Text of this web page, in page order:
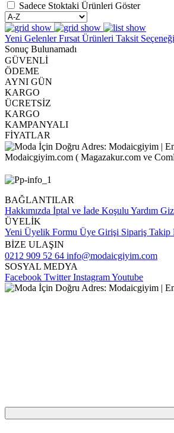
Sadece Stoktaki Ürünleri Göster
Yeni GelenlerFırsat Ürünleri Taksit
Sonuç Bulunamadı
GÜVENLİ
ÖDEME
AYNI GÜN
KARGO
ÜCRETSİZ
KARGO
KAMPANYALI
FİYATLAR
Modaicgiyim.com ( Magazakur.com ve
BAĞLANTILAR
Hakkımızda İptal ve İade Koşulu Yardım
ÜYELİK
Yeni Üyelik Formu Üye Girişi Sipariş Takip
BİZE ULAŞIN
0212 909 52 64 info@modaicgiyim.com
SOSYAL MEDYA
Facebook TwitterInstagramYoutube